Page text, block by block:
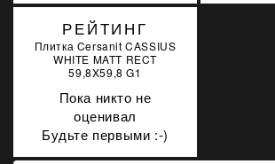
SOPRO MNP 704/1 1Л
РЕЙТИНГ
Плитка Cersanit CASSIUS
WHITE MATT RECT
59,8X59,8 G1
Пока никто не
оценивал
Будьте первыми :-)